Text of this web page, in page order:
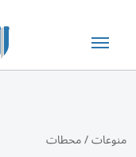
منوعات/محطات